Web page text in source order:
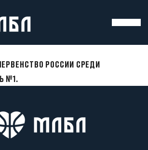
РОССИИ СРЕДИ
№1.